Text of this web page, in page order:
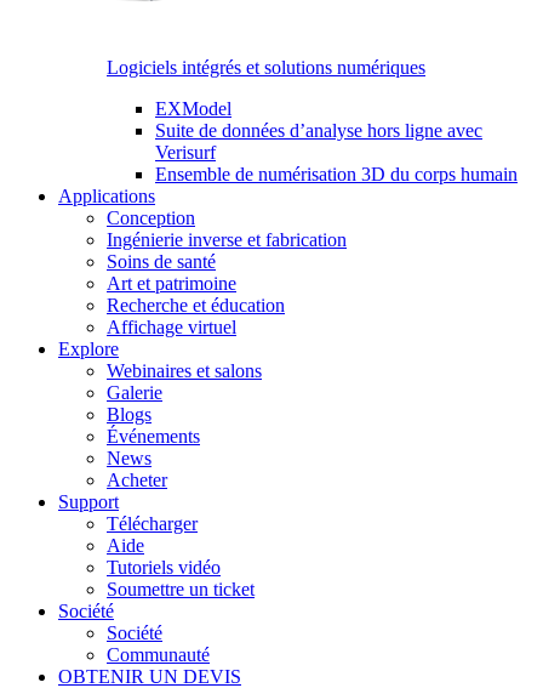
Logiciels intégrés et solutions numériques
EXModel
Suite de données d’analyse hors ligne avec
Verisurf
Ensemble de numérisation 3D du corps humain
Applications
Conception
Ingénierie inverse et fabrication
Soins de santé
Art et patrimoine
Recherche et éducation
Affichage virtuel
Explore
Webinaires et salons
Galerie
Blogs
Événements
News
Acheter
Support
Télécharger
Aide
Tutoriels vidéo
Soumettre un ticket
Société
Société
Communauté
OBTENIR UN DEVIS